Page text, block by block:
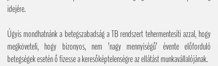
idejére.
Úgyis mondhatnánk a betegszabadság a TB rendszert tehermentesíti azzal, hogy
megköveteli, hogy bizonyos, nem ’nagy mennyiségű’ évente előforduló
betegségek esetén ő fizesse a keresőképtelenségre az ellátást munkavállalójának.